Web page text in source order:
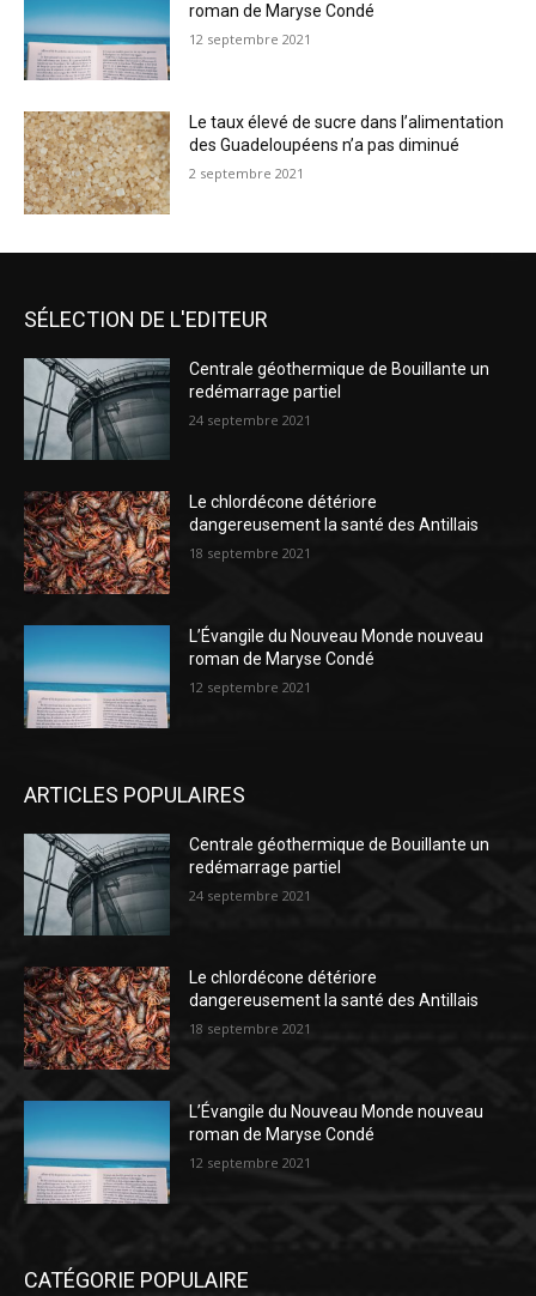
roman de Maryse Condé
12 septembre 2021
Le taux élevé de sucre dans l’alimentation
des Guadeloupéens n’a pas diminué
2 septembre 2021
SÉLECTION DE L'EDITEUR
Centrale géothermique de Bouillante un
redémarrage partiel
24 septembre 2021
Le chlordécone détériore
dangereusement la santé des Antillais
18 septembre 2021
L’Évangile du Nouveau Monde nouveau
roman de Maryse Condé
12 septembre 2021
ARTICLES POPULAIRES
Centrale géothermique de Bouillante un
redémarrage partiel
24 septembre 2021
Le chlordécone détériore
dangereusement la santé des Antillais
18 septembre 2021
L’Évangile du Nouveau Monde nouveau
roman de Maryse Condé
12 septembre 2021
CATÉGORIE POPULAIRE